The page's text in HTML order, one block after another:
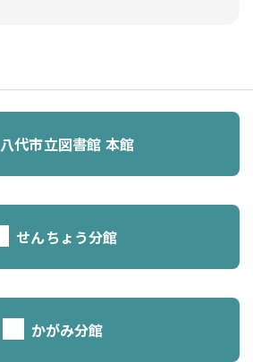
八代市立図書館 本館
せんちょう分館
かがみ分館